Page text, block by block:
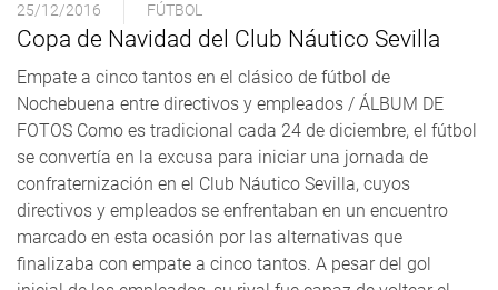
25/12/2016 FÚTBOL
Copa de Navidad del Club Náutico Sevilla
Empate a cinco tantos en el clásico de fútbol de
Nochebuena entre directivos y empleados / ÁLBUM DE
FOTOS Como es tradicional cada 24 de diciembre, el fútbol
se convertía en la excusa para iniciar una jornada de
confraternización en el Club Náutico Sevilla, cuyos
directivos y empleados se enfrentaban en un encuentro
marcado en esta ocasión por las alternativas que
finalizaba con empate a cinco tantos. A pesar del gol